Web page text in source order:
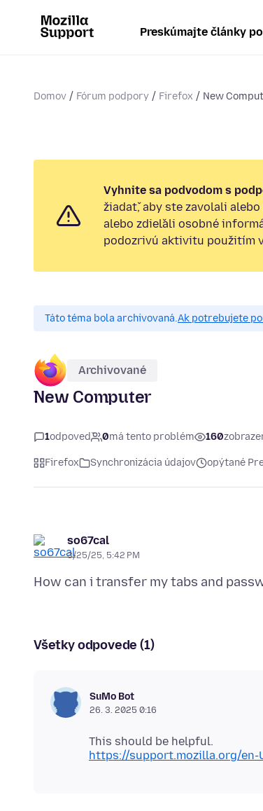
Preskúmajte články
Domov Fórum podpory Firefox New
Vyhnite sa podvodom s
žiadať, aby ste zavolali
alebo zdieľali osobné
podozrivú aktivitu použitím
Táto téma bola archivovaná.Ak potrebujete
Archivované
New Computer
1odpoveď 0má tento problém 160
Firefox Synchronizácia údajov opýtané
so67cal
3/25/25, 5:42 PM
Všetky odpovede (1)
SuMo Bot
26. 3. 2025 0:16
https://support.mozilla.org/en-